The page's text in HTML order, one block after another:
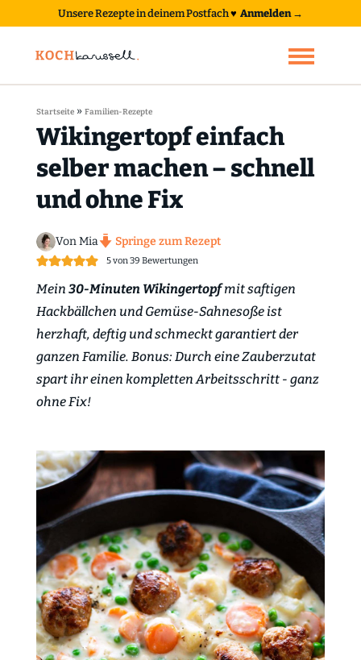
Unsere Rezepte in deinem Postfach♥ Anmelden →
Startseite» Familien-Rezepte
Wikingertopf einfach
selber machen – schnell
und ohne Fix
Von Mia Springe zum Rezept
5von39 Bewertungen
Mein 30-Minuten Wikingertopfmit saftigen
Hackbällchen und Gemüse-Sahnesoße ist
herzhaft, deftig und schmeckt garantiert der
ganzen Familie. Bonus: Durch eine Zauberzutat
spart ihr einen kompletten Arbeitsschritt - ganz
ohne Fix!